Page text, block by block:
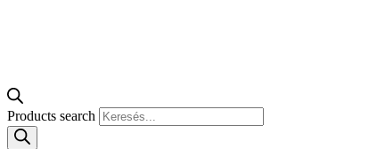
Products search